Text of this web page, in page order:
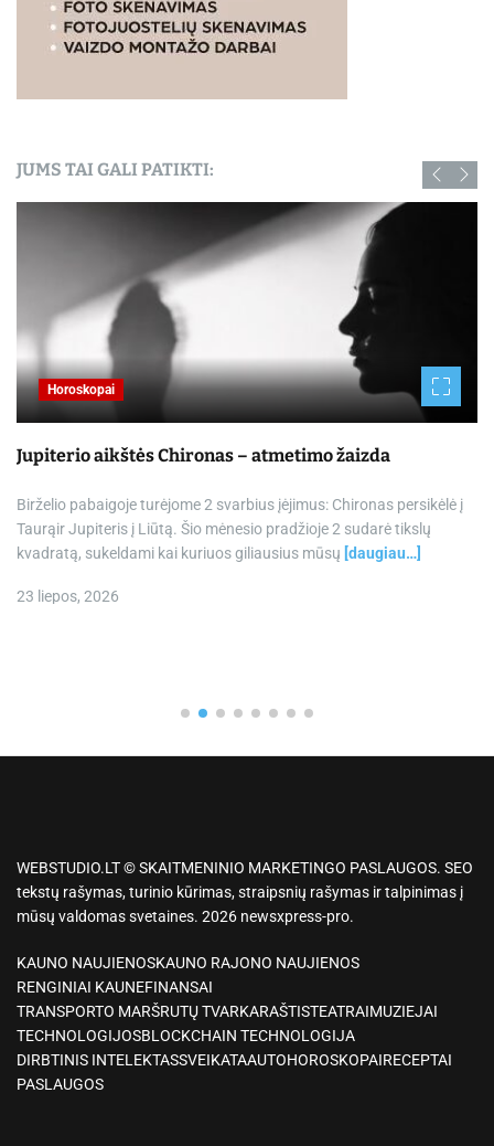
JUMS TAI GALI PATIKTI:
Horoskopai
Jupiterio aikštės Chironas – atmetimo žaizda
Birželio pabaigoje turėjome 2 svarbius įėjimus: Chironas persikėlė į
Taurąir Jupiteris į Liūtą. Šio mėnesio pradžioje 2 sudarė tikslų
kvadratą, sukeldami kai kuriuos giliausius mūsų [daugiau…]
23 liepos, 2026
WEBSTUDIO.LT © SKAITMENINIO MARKETINGO PASLAUGOS. SEO
tekstų rašymas, turinio kūrimas, straipsnių rašymas ir talpinimas į
mūsų valdomas svetaines. 2026 newsxpress-pro.
KAUNO NAUJIENOSKAUNO RAJONO NAUJIENOS
RENGINIAI KAUNEFINANSAI
TRANSPORTO MARŠRUTŲ TVARKARAŠTISTEATRAIMUZIEJAI
TECHNOLOGIJOSBLOCKCHAIN TECHNOLOGIJA
DIRBTINIS INTELEKTASSVEIKATAAUTOHOROSKOPAIRECEPTAI
PASLAUGOS